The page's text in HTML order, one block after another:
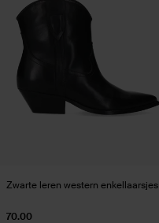
Zwarte leren western enkellaarsjes
70.00